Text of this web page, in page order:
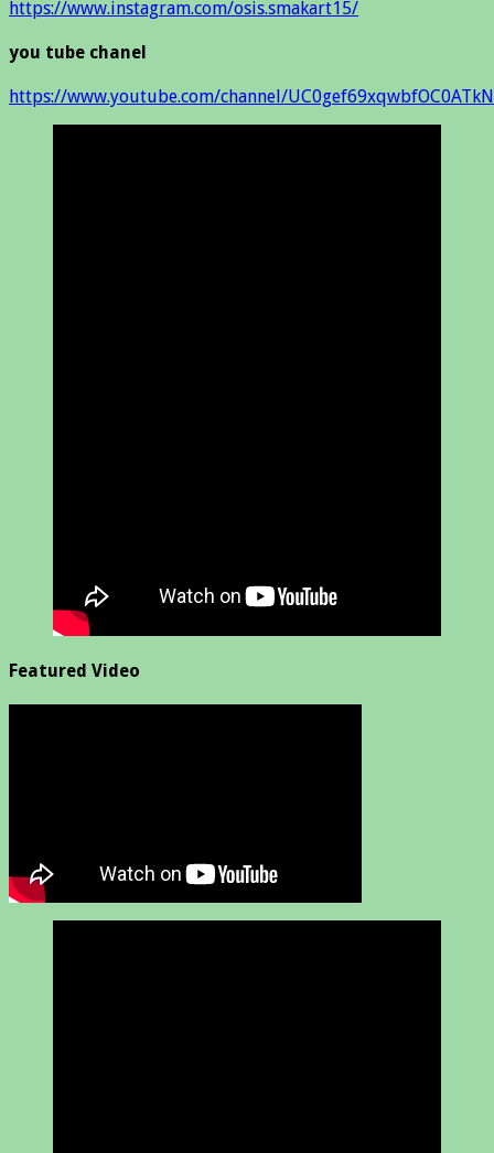
https://www.instagram.com/osis.smakart15/
you tube chanel
https://www.youtube.com/channel/
Featured Video